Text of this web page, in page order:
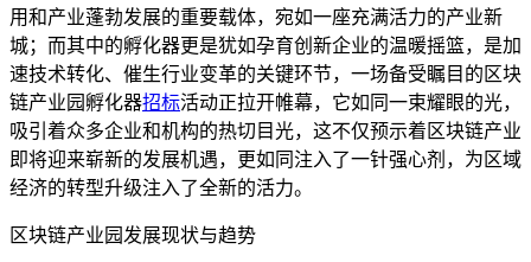
用和产业蓬勃发展的重要载体，宛如一座充满活力的产业新
城；而其中的孵化器更是犹如孕育创新企业的温暖摇篮，是加
速技术转化、催生行业变革的关键环节，一场备受瞩目的区块
链产业园孵化器招标活动正拉开帷幕，它如同一束耀眼的光，
吸引着众多企业和机构的热切目光，这不仅预示着区块链产业
即将迎来崭新的发展机遇，更如同注入了一针强心剂，为区域
经济的转型升级注入了全新的活力。
区块链产业园发展现状与趋势